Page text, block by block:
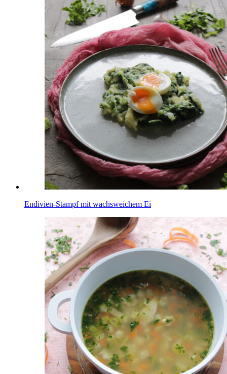
Endivien-Stampf mit wachsweichem Ei